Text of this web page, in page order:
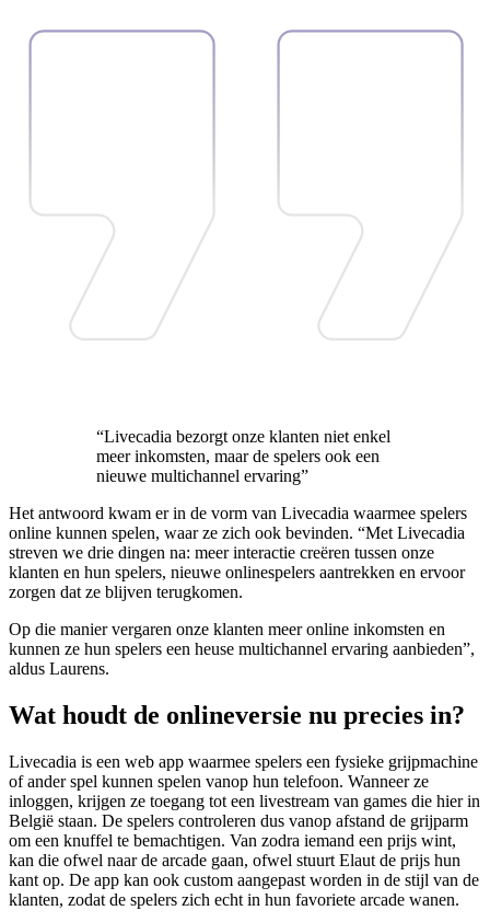
“Livecadia bezorgt onze klanten niet enkel
meer inkomsten, maar de spelers ook een
nieuwe multichannel ervaring”
Het antwoord kwam er in de vorm van Livecadia waarmee spelers
online kunnen spelen, waar ze zich ook bevinden. “Met Livecadia
streven we drie dingen na: meer interactie creëren tussen onze
klanten en hun spelers, nieuwe onlinespelers aantrekken en ervoor
zorgen dat ze blijven terugkomen.
Op die manier vergaren onze klanten meer online inkomsten en
kunnen ze hun spelers een heuse multichannel ervaring aanbieden”,
aldus Laurens.
Wat houdt de onlineversie nu precies in?
Livecadia is een web app waarmee spelers een fysieke grijpmachine
of ander spel kunnen spelen vanop hun telefoon. Wanneer ze
inloggen, krijgen ze toegang tot een livestream van games die hier in
België staan. De spelers controleren dus vanop afstand de grijparm
om een knuffel te bemachtigen. Van zodra iemand een prijs wint,
kan die ofwel naar de arcade gaan, ofwel stuurt Elaut de prijs hun
kant op. De app kan ook custom aangepast worden in de stijl van de
klanten, zodat de spelers zich echt in hun favoriete arcade wanen.